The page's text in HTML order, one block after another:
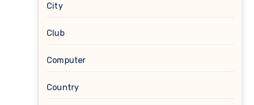
City
Club
Computer
Country